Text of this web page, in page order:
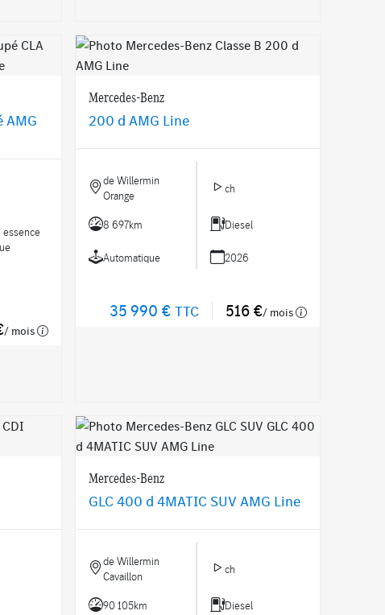
AMG
essence
/ mois
Mercedes-Benz
200 d AMG Line
de Willermin
Orange
ch
8 697km Diesel
Automatique 2026
35 990 € TTC 516 €/ mois
Mercedes-Benz
GLC 400 d 4MATIC SUV AMG Line
de Willermin
Cavaillon
ch
90 105km Diesel